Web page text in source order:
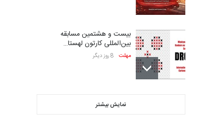
بیست و هشتمین مسابقه
بین‌المللی کارتون لهستا…
مهلت 8 روز دیگر
ششمین جشنواره بین‌المللی
کاریکاتور CIK Damad…
نمایش بیشتر